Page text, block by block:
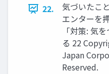
22.
気づいたこ
エンターを
「対策: 気
る 22
Japan
Reserved.